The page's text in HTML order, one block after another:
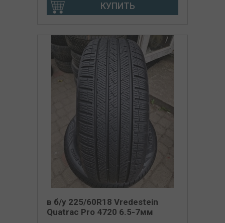
КУПИТЬ
в б/у 225/60R18 Vredestein
Quatrac Pro 4720 6.5-7мм